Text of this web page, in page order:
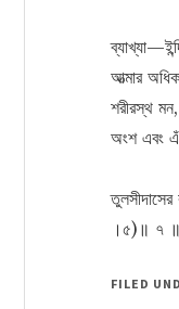
আত্মার
শরীরস্থ
অংশ এবং
।৫)॥ ৭ ॥
FILED